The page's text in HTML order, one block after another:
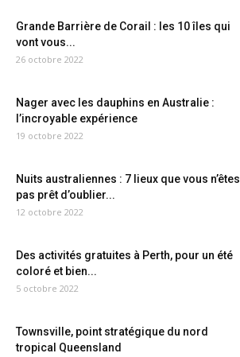
Grande Barrière de Corail : les 10 îles qui
vont vous...
26 octobre 2022
Nager avec les dauphins en Australie :
l’incroyable expérience
19 octobre 2022
Nuits australiennes : 7 lieux que vous n’êtes
pas prêt d’oublier...
12 octobre 2022
Des activités gratuites à Perth, pour un été
coloré et bien...
5 octobre 2022
Townsville, point stratégique du nord
tropical Queensland